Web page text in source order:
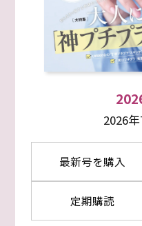
2026
最新号を購入
定期購読